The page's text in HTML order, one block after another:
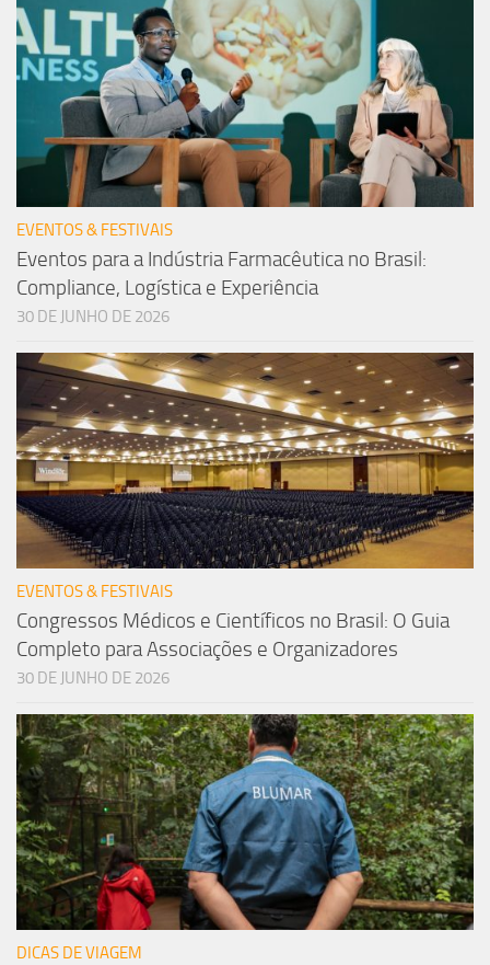
EVENTOS & FESTIVAIS
Eventos para a Indústria Farmacêutica no Brasil:
Compliance, Logística e Experiência
30 DE JUNHO DE 2026
EVENTOS & FESTIVAIS
Congressos Médicos e Científicos no Brasil: O Guia
Completo para Associações e Organizadores
30 DE JUNHO DE 2026
DICAS DE VIAGEM